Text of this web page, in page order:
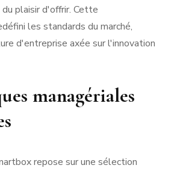
plaisir d'offrir. Cette
les standards du marché,
d'entreprise axée sur l'innovation
managériales
repose sur une sélection